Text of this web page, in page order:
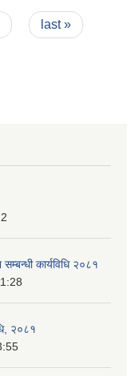
last »
कार्यविधि २०८१
२०८१